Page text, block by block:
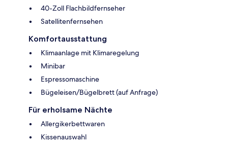
40-Zoll Flachbildfernseher
Satellitenfernsehen
Komfortausstattung
Klimaanlage mit Klimaregelung
Minibar
Espressomaschine
Bügeleisen/Bügelbrett (auf Anfrage)
Für erholsame Nächte
Allergikerbettwaren
Kissenauswahl